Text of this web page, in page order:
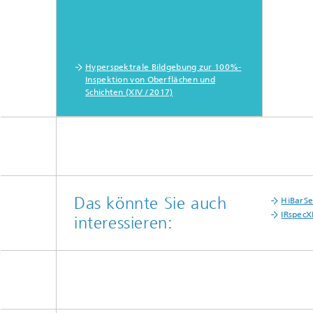
Hyperspektrale Bildgebung zur 100%-
Inspektion von Oberflächen und
Schichten (XIV / 2017)
Das könnte Sie auch
interessieren: